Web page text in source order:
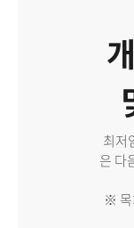
최저
은 다
※ 목